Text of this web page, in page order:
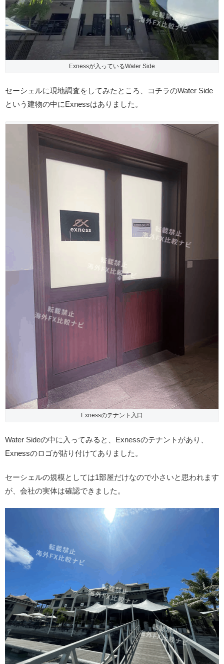
Exnessが入っているWater Side
セーシェルに現地調査をしてみたところ、コチラのWater Side
という建物の中にExnessはありました。
Exnessのテナント入口
Water Sideの中に入ってみると、Exnessのテナントがあり、
Exnessのロゴが貼り付けてありました。
セーシェルの規模としては1部屋だけなので小さいと思われます
が、会社の実体は確認できました。